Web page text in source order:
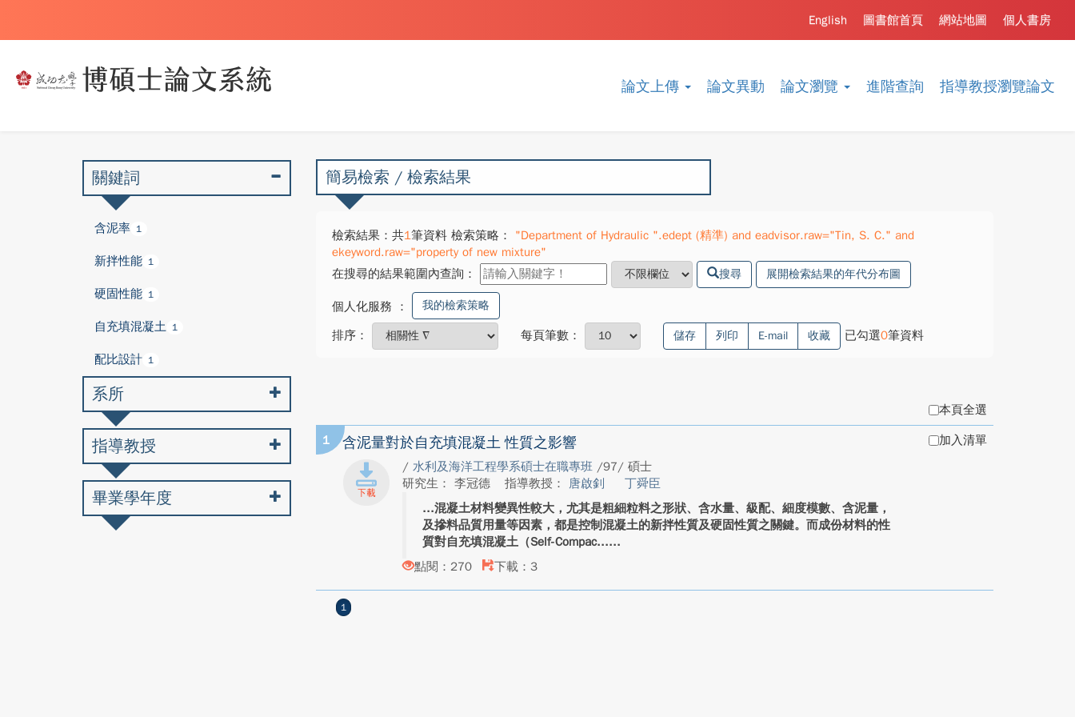
論文上傳 論文異動 論文瀏覽 進階查詢 指導教授瀏覽論文
個人書房
網站地圖
圖書館首頁
English
簡易檢索 / 檢索結果
檢索結果：共1筆資料 檢索策略：
"Department of Hydraulic ".edept (精準) and eadvisor.raw="Tin, S. C." and
ekeyword.raw="property of new mixture"
在搜尋的結果範圍內查詢：
搜尋 展開檢索結果的年代分布圖
個人化服務 ： 我的檢索策略
排序： 每頁筆數： 儲存 列印 E-mail 收藏 已勾選0筆資料
本頁全選
1 含泥量對於自充填混凝土 性質之影響
/ 水利及海洋工程學系碩士在職專班 /97/ 碩士
研究生： 李冠德
指導教授： 唐啟釗
丁舜臣
混凝土材料變異性較大，尤其是粗細粒料之形狀、含水量、級配、細度模數、含泥量，
及摻料品質用量等因素，都是控制混凝土的新拌性質及硬固性質之關鍵。而成份材料的性
質對自充填混凝土（Self-Compac...
點閱：270
下載：3
加入清單
1
關鍵詞
含泥率 1
新拌性能 1
硬固性能 1
自充填混凝土 1
配比設計 1
系所
指導教授
畢業學年度